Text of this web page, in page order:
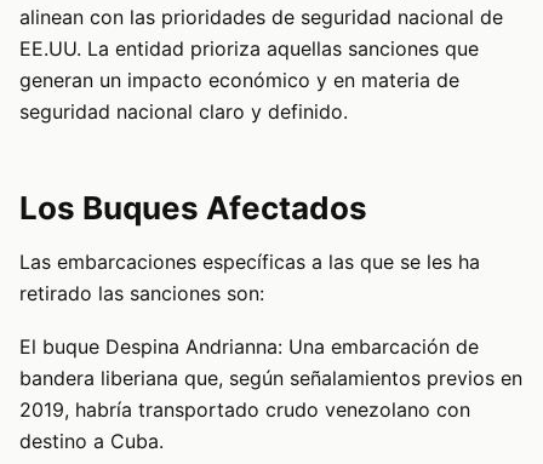
alinean con las prioridades de seguridad nacional de
EE.UU. La entidad prioriza aquellas sanciones que
generan un impacto económico y en materia de
seguridad nacional claro y definido.
Los Buques Afectados
Las embarcaciones específicas a las que se les ha
retirado las sanciones son:
El buque Despina Andrianna: Una embarcación de
bandera liberiana que, según señalamientos previos en
2019, habría transportado crudo venezolano con
destino a Cuba.